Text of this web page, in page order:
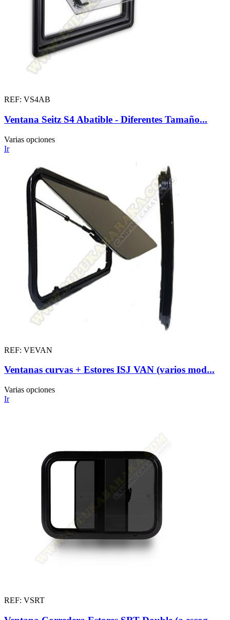
REF: VS4AB
Ventana Seitz S4 Abatible - Diferentes Tamaño...
Varias opciones
Ir
REF: VEVAN
Ventanas curvas + Estores ISJ VAN (varios mod...
Varias opciones
Ir
REF: VSRT